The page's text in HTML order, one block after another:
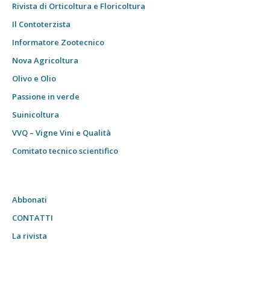
Rivista di Orticoltura e Floricoltura
Il Contoterzista
Informatore Zootecnico
Nova Agricoltura
Olivo e Olio
Passione in verde
Suinicoltura
VVQ – Vigne Vini e Qualità
Comitato tecnico scientifico
Abbonati
CONTATTI
La rivista